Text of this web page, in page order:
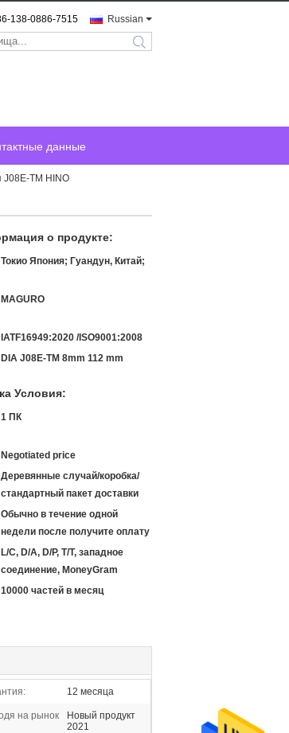
Russian
138-0886-7515
search
данные
J08E-TM HINO
о продукте:
Токио Япония; Гуандун, Китай;
MAGURO
IATF16949:2020 /ISO9001:2008
DIA J08E-TM 8mm 112 mm
Условия:
1 ПК
Negotiated price
Деревянные случай/коробка/
стандартный пакет доставки
Обычно в течение одной
недели после получите оплату
L/C, D/A, D/P, T/T, западное
соединение, MoneyGram
10000 частей в месяц
12 месяца
на рынок
Новый продукт
2021